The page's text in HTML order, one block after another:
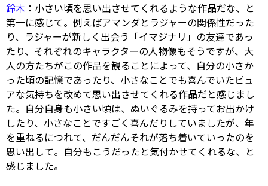
鈴木 ：小さい頃を思い出させてくれるような作品だな、と
第一に感じて。例えばアマンダとラジャーの関係性だった
り、ラジャーが新しく出会う「イマジナリ」の友達であっ
たり、それぞれのキャラクターの人物像もそうですが、大
人の方たちがこの作品を観ることによって、自分の小さか
った頃の記憶であったり、小さなことでも喜んでいたピュ
アな気持ちを改めて思い出させてくれる作品だと感じまし
た。自分自身も小さい頃は、ぬいぐるみを持ってお出かけ
したり、小さなことですごく喜んだりしていましたが、年
を重ねるにつれて、だんだんそれが落ち着いていったのを
思い出して。自分もこうだったと気付かせてくれるな、と
感じました。